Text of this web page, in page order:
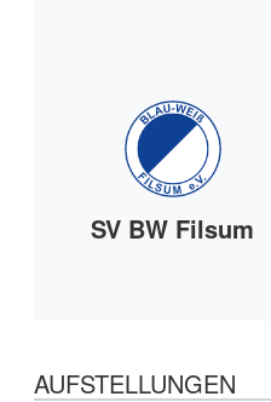
SV BW Filsum
AUFSTELLUNGEN